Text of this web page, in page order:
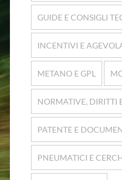
GUIDE E CONSIGLI
INCENTIVI E
METANO E GPL
NORMATIVE, DIRITTI
PATENTE E
PNEUMATICI E